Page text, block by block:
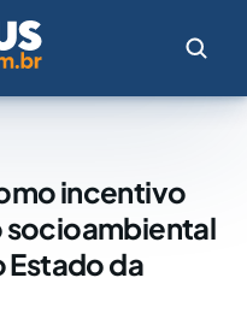
incentivo
Estado da